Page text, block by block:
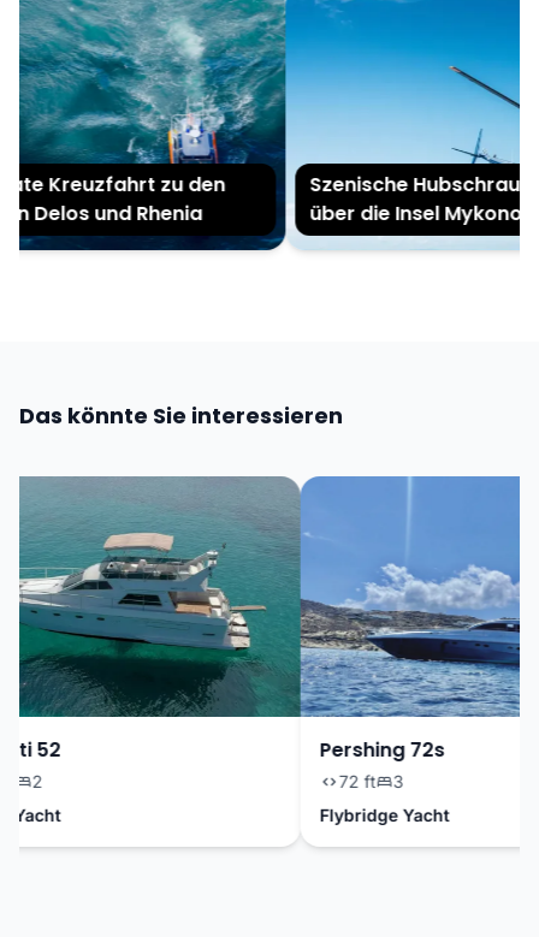
Kreuzfahrt zu den
Delos und Rhenia
Szenische
über die Insel Mykonos
Das könnte Sie interessieren
52
2
Pershing 72s
72 ft
3
Flybridge Yacht